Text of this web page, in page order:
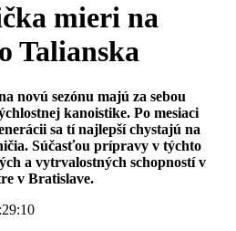
mieri na
Talianska
novú sezónu majú za sebou
kanoistike. Po mesiaci
sa tí najlepší chystajú na
Súčasťou prípravy v týchto
a vytrvalostných schopností v
v Bratislave.